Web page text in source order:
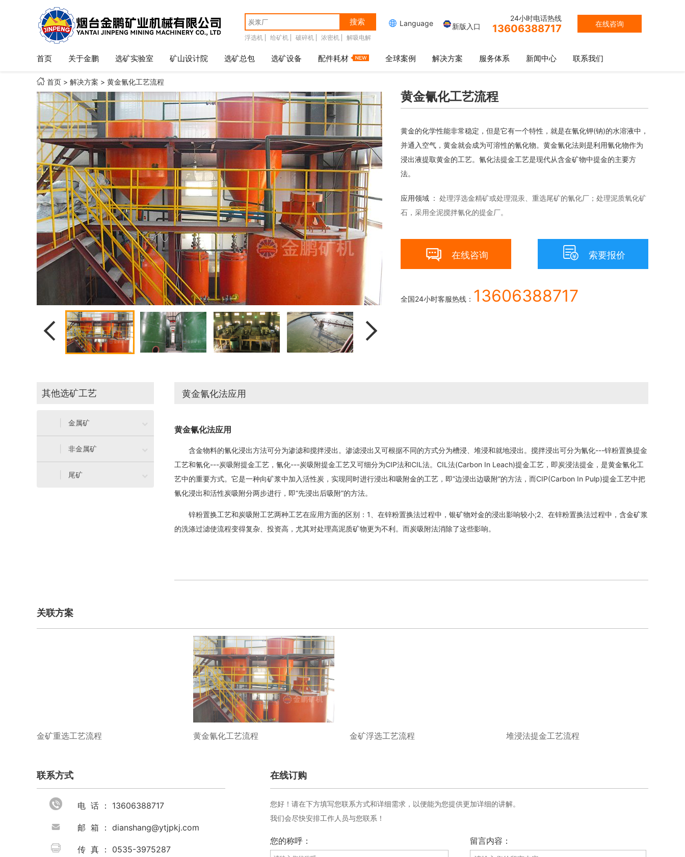
搜索
浮选机 给矿机 破碎机 浓密机 解吸电解
在线咨询
24小时电话热线
13606388717
 Language 新版入口
首页 关于金鹏 选矿实验室 矿山设计院 选矿总包 选矿设备 配件耗材 全球案例 解决方案 服务体系 新闻中心 联系我们
 首页 > 解决方案 > 黄金氰化工艺流程
 
黄金氰化工艺流程
黄金的化学性能非常稳定，但是它有一个特性，就是在氰化钾(钠)的水溶液中，
并通入空气，黄金就会成为可溶性的氰化物。黄金氰化法则是利用氰化物作为
浸出液提取黄金的工艺。氰化法提金工艺是现代从含金矿物中提金的主要方
法。
应用领域 : 处理浮选金精矿或处理混汞、重选尾矿的氰化厂；处理泥质氧化矿
石，采用全泥搅拌氰化的提金厂。
 在线咨询  索要报价
全国24小时客服热线： 13606388717
其他选矿工艺
金属矿
非金属矿
尾矿
黄金氰化法应用
黄金氰化法应用
含金物料的氰化浸出方法可分为渗滤和搅拌浸出。渗滤浸出又可根据不同的方式分为槽浸、堆浸和就地浸出。搅拌浸出可分为氰化---锌粉置换提金
工艺和氰化---炭吸附提金工艺，氰化---炭吸附提金工艺又可细分为CIP法和CIL法。CIL法(Carbon In Leach)提金工艺，即炭浸法提金，是黄金氰化工
艺中的重要方式。它是一种向矿浆中加入活性炭，实现同时进行浸出和吸附金的工艺，即”边浸出边吸附”的方法，而CIP(Carbon In Pulp)提金工艺中把
氰化浸出和活性炭吸附分两步进行，即“先浸出后吸附”的方法。
锌粉置换工艺和炭吸附工艺两种工艺在应用方面的区别：1、在锌粉置换法过程中，银矿物对金的浸出影响较小;2、在锌粉置换法过程中，含金矿浆
的洗涤过滤使流程变得复杂、投资高，尤其对处理高泥质矿物更为不利。而炭吸附法消除了这些影响。
关联方案
金矿重选工艺流程 黄金氰化工艺流程 金矿浮选工艺流程 堆浸法提金工艺流程
联系方式
 电 话 ： 13606388717
 邮 箱 ： dianshang@ytjpkj.com
 传 真 ： 0535-3975287
在线订购
您好！请在下方填写您联系方式和详细需求，以便能为您提供更加详细的讲解。
我们会尽快安排工作人员与您联系！
您的称呼： 留言内容：